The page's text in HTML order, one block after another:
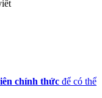
chính thức để có thể